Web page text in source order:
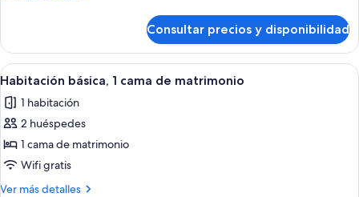
supletoria
Doble
con
cama
Consultar precios y disponibilidad
Abrir
todas
las
fotos
de
Habitación
básica,
Una habitación de hotel con una
4
Habitación básica, 1 cama de matrimonio
1 habitación
2 huéspedes
1 cama de matrimonio
Wifi gratis
Ver más detalles
Más